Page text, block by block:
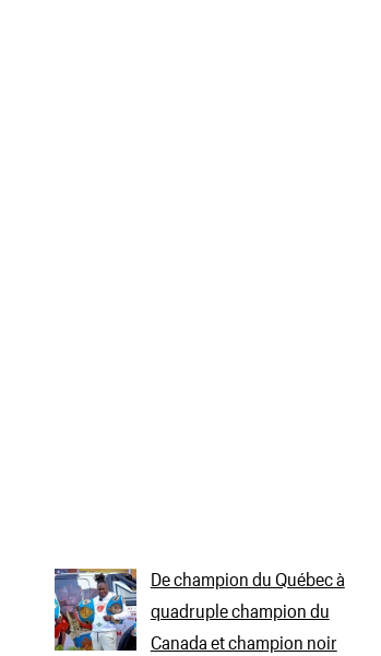
De champion du Québec à
quadruple champion du
Canada et champion noir